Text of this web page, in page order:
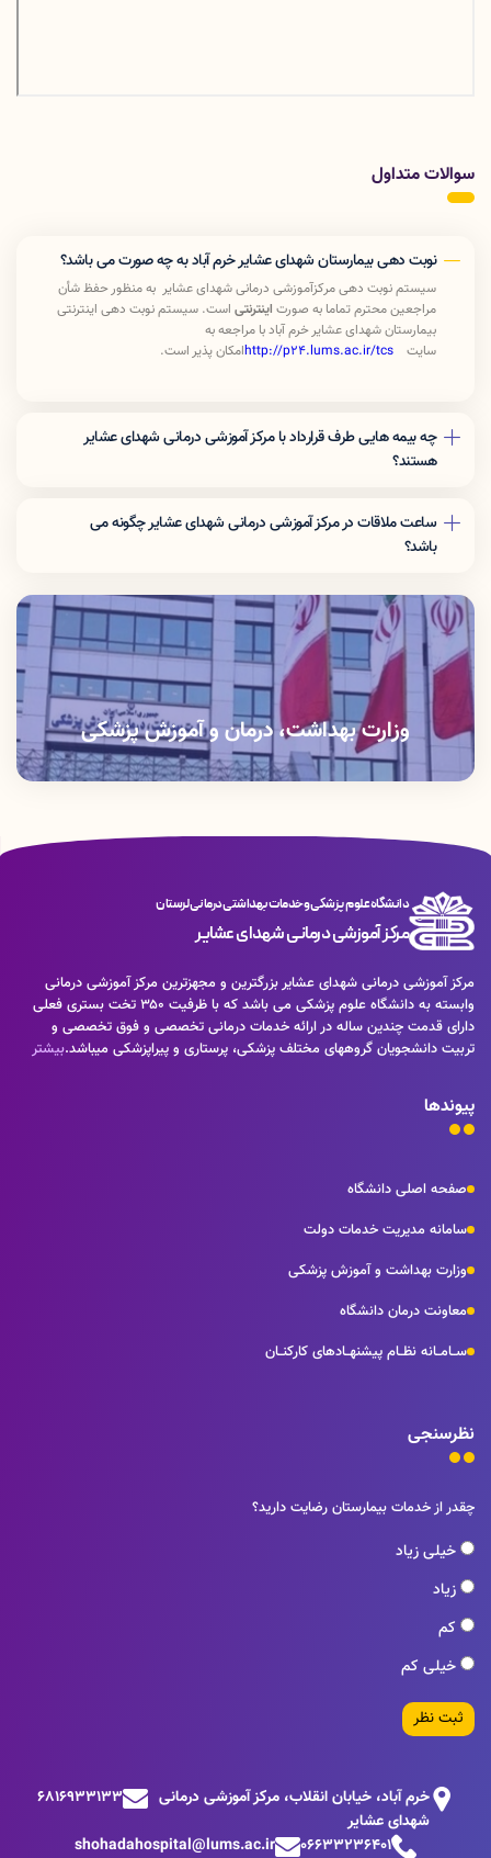
سوالات متداول
نوبت دهی بیمارستان شهدای عشایر خرم آباد به چه صورت می باشد؟
سیستم نوبت دهی مرکزآموزشی درمانی شهدای عشایر به منظور حفظ شأن
مراجعین محترم تماما به صورت اینترنتی است. سیستم نوبت دهی اینترنتی
بیمارستان شهدای عشایر خرم آباد با مراجعه به
سایت
http://p24.lums.ac.ir/tcsامکان پذیر است.
چه بیمه هایی طرف قرارداد با مرکز آموزشی درمانی شهدای عشایر
هستند؟
كشاورزي - بانك تجارت - بيمه دي
ساعت ملاقات در مرکز آموزشی درمانی شهدای عشایر چگونه می
باشد؟
بخش های بستری :از ساعت 14 تا ساعت 16
وزارت بهداشت، درمان و آموزش پزشکی
دانشگاه علوم پزشکی و خدمات بهداشتی درمانی لرستان
مرکز آموزشی درمانی شهدای عشایر
مرکز آموزشی درمانی شهدای عشایر بزرگترین و مجهزترین مرکز آموزشی درمانی
وابسته به دانشگاه علوم پزشکی می باشد که با ظرفیت ۳۵۰ تخت بستری فعلی
دارای قدمت چندین ساله در ارائه خدمات درمانی تخصصی و فوق تخصصی و
تربیت دانشجویان گروههای مختلف پزشکی، پرستاری و پیراپزشکی میباشد.بیشتر
پیوندها
صفحه اصلی دانشگاه
سامانه مدیریت خدمات دولت
وزارت بهداشت و آموزش پزشکی
معاونت درمان دانشگاه
ســامــانه نظــام پيشنهــادهای كاركنــان
نظرسنجی
چقدر از خدمات بیمارستان رضایت دارید؟
خیلی زیاد
زیاد
کم
خیلی کم
ثبت نظر
خرم آباد، خیابان انقلاب، مرکز آموزشی درمانی
شهدای عشایر
6816933133
06633236401
shohadahospital@lums.ac.ir